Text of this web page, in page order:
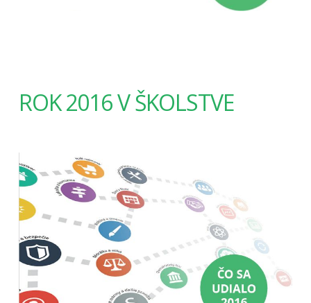
ROK 2016 V ŠKOLSTVE